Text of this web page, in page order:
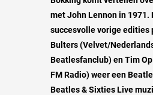
met John Lennon in 1971.
succesvolle vorige edities
Bulters (Velvet/
Beatlesfanclub) en Tim
FM Radio) weer een
Beatles & Sixties Live